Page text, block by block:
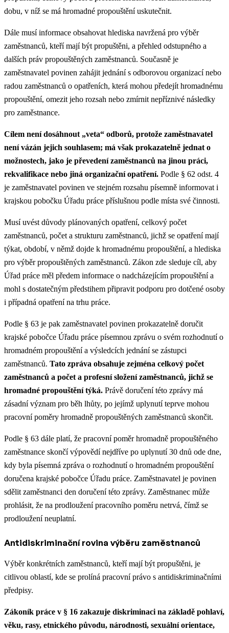
dobu, v níž se má hromadné propouštění uskutečnit.
Dále musí informace obsahovat hlediska navržená pro výběr
zaměstnanců, kteří mají být propuštěni, a přehled odstupného a
dalších práv propouštěných zaměstnanců. Současně je
zaměstnavatel povinen zahájit jednání s odborovou organizací nebo
radou zaměstnanců o opatřeních, která mohou předejít hromadnému
propouštění, omezit jeho rozsah nebo zmírnit nepříznivé následky
pro zaměstnance.
Cílem není dosáhnout „veta“ odborů, protože zaměstnavatel
není vázán jejich souhlasem; má však prokazatelně jednat o
možnostech, jako je převedení zaměstnanců na jinou práci,
rekvalifikace nebo jiná organizační opatření. Podle § 62 odst. 4
je zaměstnavatel povinen ve stejném rozsahu písemně informovat i
krajskou pobočku Úřadu práce příslušnou podle místa své činnosti.
Musí uvést důvody plánovaných opatření, celkový počet
zaměstnanců, počet a strukturu zaměstnanců, jichž se opatření mají
týkat, období, v němž dojde k hromadnému propouštění, a hlediska
pro výběr propouštěných zaměstnanců. Zákon zde sleduje cíl, aby
Úřad práce měl předem informace o nadcházejícím propouštění a
mohl s dostatečným předstihem připravit podporu pro dotčené osoby
i případná opatření na trhu práce.
Podle § 63 je pak zaměstnavatel povinen prokazatelně doručit
krajské pobočce Úřadu práce písemnou zprávu o svém rozhodnutí o
hromadném propouštění a výsledcích jednání se zástupci
zaměstnanců. Tato zpráva obsahuje zejména celkový počet
zaměstnanců a počet a profesní složení zaměstnanců, jichž se
hromadné propouštění týká. Právě doručení této zprávy má
zásadní význam pro běh lhůty, po jejímž uplynutí teprve mohou
pracovní poměry hromadně propouštěných zaměstnanců skončit.
Podle § 63 dále platí, že pracovní poměr hromadně propouštěného
zaměstnance skončí výpovědí nejdříve po uplynutí 30 dnů ode dne,
kdy byla písemná zpráva o rozhodnutí o hromadném propouštění
doručena krajské pobočce Úřadu práce. Zaměstnavatel je povinen
sdělit zaměstnanci den doručení této zprávy. Zaměstnanec může
prohlásit, že na prodloužení pracovního poměru netrvá, čímž se
prodloužení neuplatní.
Antidiskriminační rovina výběru zaměstnanců
Výběr konkrétních zaměstnanců, kteří mají být propuštěni, je
citlivou oblastí, kde se prolíná pracovní právo s antidiskriminačními
předpisy.
Zákoník práce v § 16 zakazuje diskriminaci na základě pohlaví,
věku, rasy, etnického původu, národnosti, sexuální orientace,